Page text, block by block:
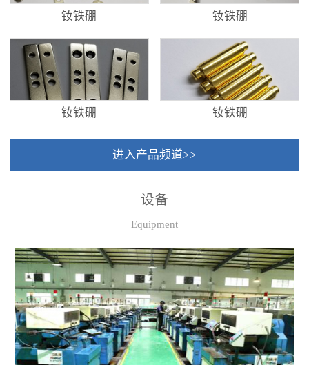
钕铁硼 钕铁硼
钕铁硼 钕铁硼
进入产品频道>>
设备
Equipment